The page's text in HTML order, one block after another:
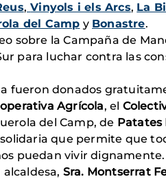
, Vinyols i els Arcs, La
del Camp y Bonastre.
sobre la Campaña de
para luchar contra las
fueron donados
Agrícola, el
del Camp, de Patates
que permite que
puedan vivir dignamente.
Sra. Montserrat